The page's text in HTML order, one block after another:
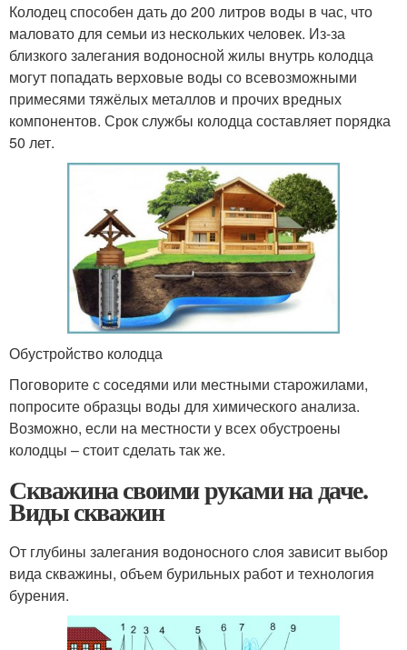
Колодец способен дать до 200 литров воды в час, что
маловато для семьи из нескольких человек. Из-за
близкого залегания водоносной жилы внутрь колодца
могут попадать верховые воды со всевозможными
примесями тяжёлых металлов и прочих вредных
компонентов. Срок службы колодца составляет порядка
50 лет.
Обустройство колодца
Поговорите с соседями или местными старожилами,
попросите образцы воды для химического анализа.
Возможно, если на местности у всех обустроены
колодцы – стоит сделать так же.
Скважина своими руками на даче.
Виды скважин
От глубины залегания водоносного слоя зависит выбор
вида скважины, объем бурильных работ и технология
бурения.